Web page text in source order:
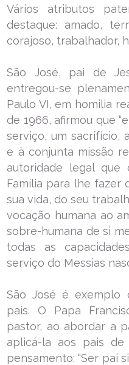
Vários atributos
destaque: amado,
corajoso, trabalhador,
São José, pai de
entregou-se
Paulo VI, em homilia
de 1966, afirmou que
serviço, um sacrifício,
e à conjunta missão
autoridade legal que
Família para lhe fazer
sua vida, do seu
vocação humana ao
sobre-humana de si
todas as
serviço do Messias
São José é exemplo
pais. O Papa
pastor, ao abordar a
aplicá-la aos pais
pensamento: “Ser pai